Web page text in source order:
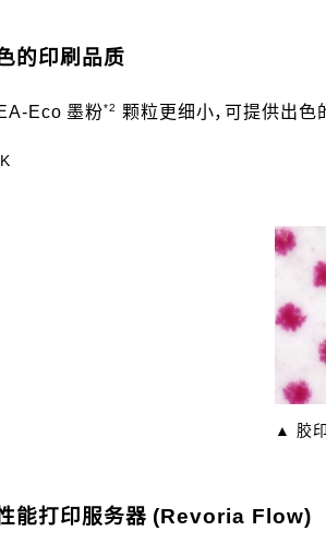
的印刷品质
Eco 墨粉*2 颗粒更细小，可提供出色
▲ 胶
能打印服务器 (Revoria Flow)